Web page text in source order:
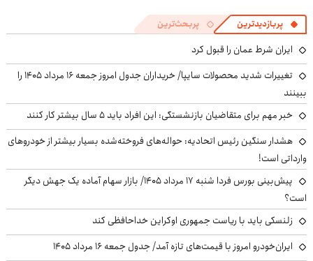
پربازدیدترین پربحث‌ترین
ایران شرط عمان را قبول کرد
تغییرات شدید محصولات سایپا/ خریداران جدول امروز جمعه ۱۶ مرداد ۱۴۰۵ را
ببینند
خبر مهم برای متقاضیان بازنشستگی: این افراد باید ۵ سال بیشتر کار کنند
هشدار سنگین رئیس اتحادیه: حواله‌های فروخته‌شده بسیار بیشتر از خودروهای
وارداتی است!
پیش‌بینی بورس فردا شنبه ۱۷ مرداد ۱۴۰۵/ بازار سهام آماده یک جهش دیگر
است؟
زلنسکی باید با ریاست جمهوری اوکراین خداحافظی کند
ایران‌خودرو امروز با قیمت‌های تازه آمد/ جدول جمعه ۱۶ مرداد ۱۴۰۵